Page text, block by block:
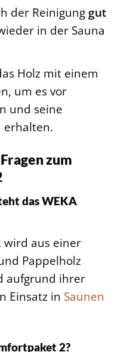
der Reinigung gut
in der Sauna
Holz mit einem
um es vor
und seine
erhalten.
zum
das WEKA
wird aus einer
Pappelholz
aufgrund ihrer
Einsatz in Saunen
2?